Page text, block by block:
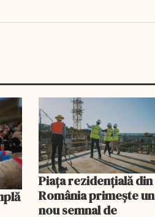
Piața rezidențială din
România primește un
nou semnal de